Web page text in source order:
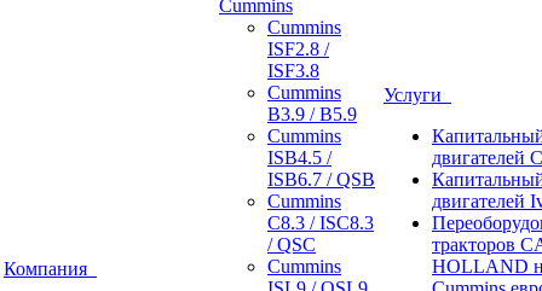
Компания
Cummins
Cummins
ISF2.8 /
ISF3.8
Cummins
B3.9 / B5.9
Cummins
ISB4.5 /
ISB6.7 / QSB
Cummins
C8.3 / ISC8.3
/ QSC
Cummins
Услуги
двигателей
двигателей
тракторов
HOLLAND